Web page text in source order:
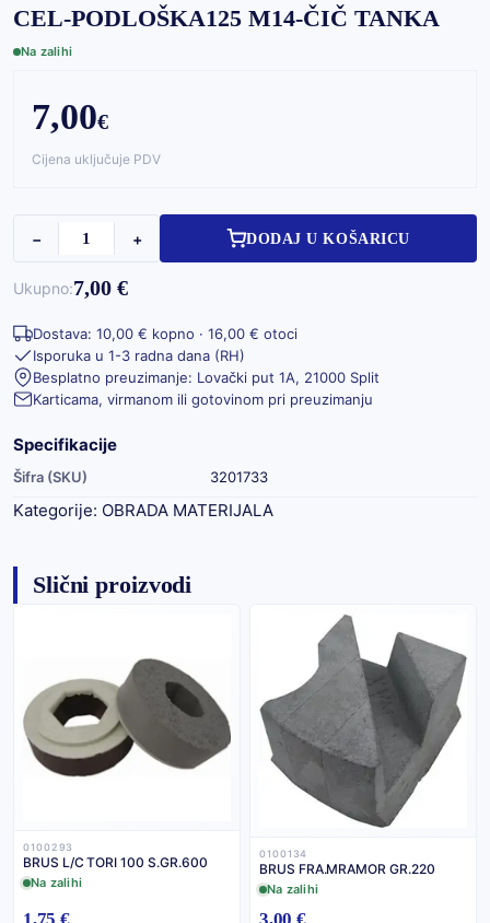
CEL-PODLOŠKA125 M14-ČIČ TANKA
Na zalihi
7,00€
Cijena uključuje PDV
− + DODAJ U KOŠARICU
Ukupno:7,00 €
Dostava: 10,00 € kopno · 16,00 € otoci
Isporuka u 1-3 radna dana (RH)
Besplatno preuzimanje: Lovački put 1A, 21000 Split
Karticama, virmanom ili gotovinom pri preuzimanju
Specifikacije
Šifra (SKU) 3201733
Kategorije: OBRADA MATERIJALA
Slični proizvodi
0100293
BRUS L/C TORI 100 S.GR.600
Na zalihi
1,75 €
0100134
BRUS FRA.MRAMOR GR.220
Na zalihi
3,00 €